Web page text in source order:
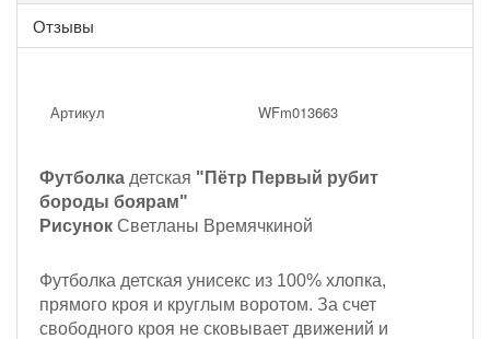
Отзывы
Артикул WFm013663
Футболка детская "Пётр Первый рубит
бороды боярам"
Рисунок Светланы Времячкиной
Футболка детская унисекс из 100% хлопка,
прямого кроя и круглым воротом. За счет
свободного кроя не сковывает движений и